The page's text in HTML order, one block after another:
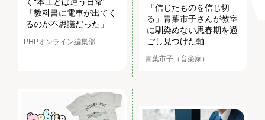
「教科書に電車が出てく
るのが不思議だった」
PHPオンライン編集部
「信じたものを信じ切
る」青葉市子さんが教室
に馴染めない思春期を過
ごし見つけた軸
青葉市子（音楽家）